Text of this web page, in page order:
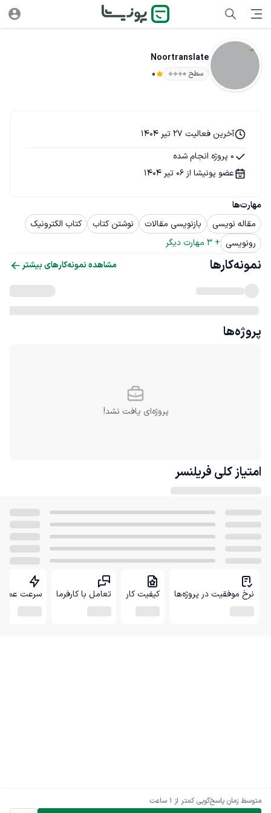
Noortranslate
سطح ۰ 0
متوسط زمان پاسخ‌گویی کمتر از 1 ساعت
مهارت‌ها
مقاله نویسی
بازنویسی مقالات نوشتن کتاب
کتاب الکترونیک
رونویسی +
3 مهارت دیگر
آخرین فعالیت 27 تیر 1404
0 پروژه انجام شده
عضو پونیشا از 06 تیر 1404
نمونه‌کارها مشاهده نمونه‌کارهای بیشتر
پروژه‌ها
پروژه‌ای یافت نشد!
امتیاز کلی فریلنسر
نرخ موفقیت در پروژه‌ها کیفیت کار تعامل با کارفرما سرعت عمل